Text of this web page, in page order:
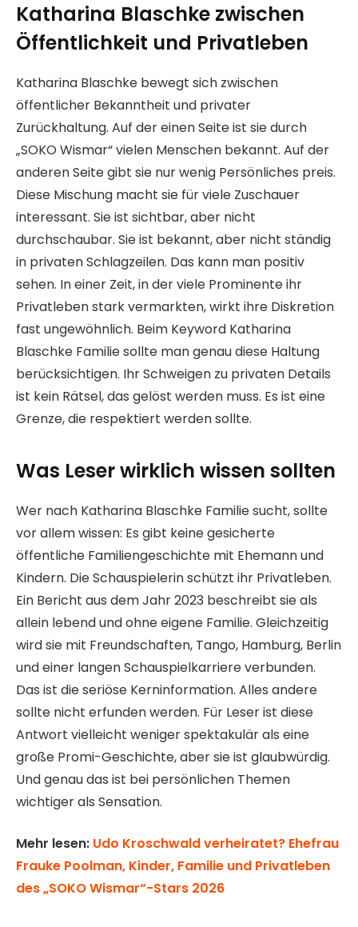
Katharina Blaschke zwischen
Öffentlichkeit und Privatleben
Katharina Blaschke bewegt sich zwischen
öffentlicher Bekanntheit und privater
Zurückhaltung. Auf der einen Seite ist sie durch
„SOKO Wismar“ vielen Menschen bekannt. Auf der
anderen Seite gibt sie nur wenig Persönliches preis.
Diese Mischung macht sie für viele Zuschauer
interessant. Sie ist sichtbar, aber nicht
durchschaubar. Sie ist bekannt, aber nicht ständig
in privaten Schlagzeilen. Das kann man positiv
sehen. In einer Zeit, in der viele Prominente ihr
Privatleben stark vermarkten, wirkt ihre Diskretion
fast ungewöhnlich. Beim Keyword Katharina
Blaschke Familie sollte man genau diese Haltung
berücksichtigen. Ihr Schweigen zu privaten Details
ist kein Rätsel, das gelöst werden muss. Es ist eine
Grenze, die respektiert werden sollte.
Was Leser wirklich wissen sollten
Wer nach Katharina Blaschke Familie sucht, sollte
vor allem wissen: Es gibt keine gesicherte
öffentliche Familiengeschichte mit Ehemann und
Kindern. Die Schauspielerin schützt ihr Privatleben.
Ein Bericht aus dem Jahr 2023 beschreibt sie als
allein lebend und ohne eigene Familie. Gleichzeitig
wird sie mit Freundschaften, Tango, Hamburg, Berlin
und einer langen Schauspielkarriere verbunden.
Das ist die seriöse Kerninformation. Alles andere
sollte nicht erfunden werden. Für Leser ist diese
Antwort vielleicht weniger spektakulär als eine
große Promi-Geschichte, aber sie ist glaubwürdig.
Und genau das ist bei persönlichen Themen
wichtiger als Sensation.
Mehr lesen: Udo Kroschwald verheiratet? Ehefrau
Frauke Poolman, Kinder, Familie und Privatleben
des „SOKO Wismar“-Stars 2026